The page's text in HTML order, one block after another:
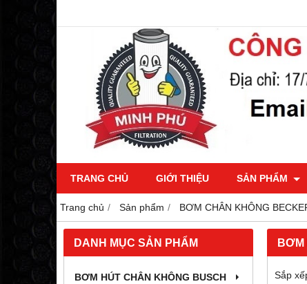
TRANG CHỦ GIỚI THIỆU SẢN PHẨM
Trang chủ Sản phẩm BƠM CHÂN KHÔNG
DANH MỤC SẢN PHẨM
BƠM HÚT CHÂN KHÔNG BUSCH
BƠM
Sắp